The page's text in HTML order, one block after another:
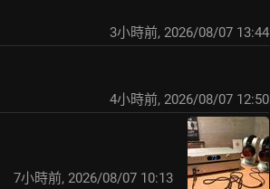
3小時前, 2026/08/07 13:44
4小時前, 2026/08/07 12:50
7小時前, 2026/08/07 10:13